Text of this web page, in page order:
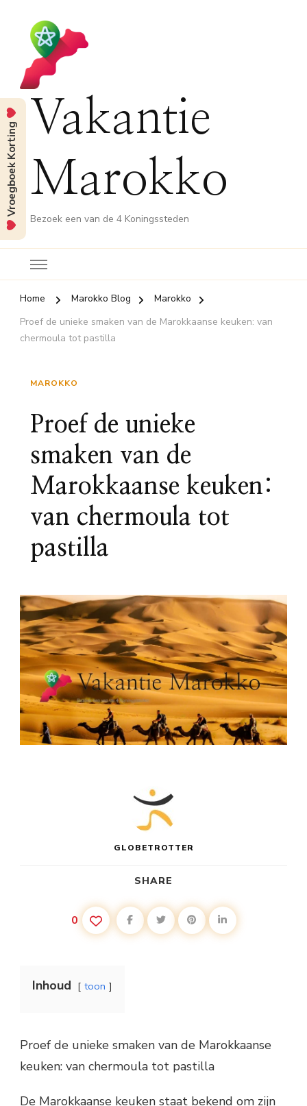
Vakantie
Marokko
Bezoek een van de 4 Koningssteden
Home Marokko Blog
Marokko
Proef de unieke smaken van de Marokkaanse keuken: van
chermoula tot pastilla
MAROKKO
Proef de unieke
smaken van de
Marokkaanse keuken:
van chermoula tot
pastilla
GLOBETROTTER
SHARE
0
Inhoud toon
Proef de unieke smaken van de Marokkaanse
keuken: van chermoula tot pastilla
De Marokkaanse keuken staat bekend om zijn
Vroegboek Korting